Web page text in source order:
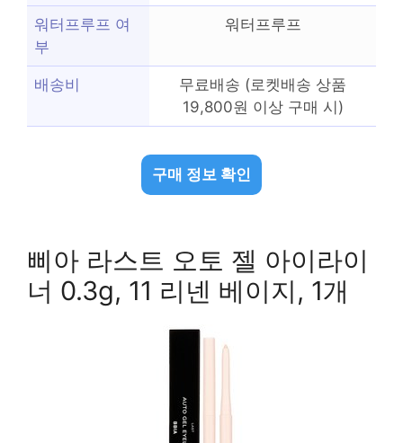
워터프루프 여
부
워터프루프
배송비
무료배송 (로켓배송 상품
19,800원 이상 구매 시)
구매 정보 확인
삐아 라스트 오토 젤 아이라이
너 0.3g, 11 리넨 베이지, 1개